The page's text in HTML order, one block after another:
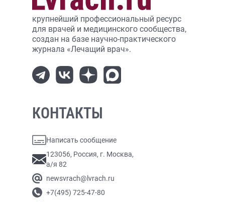
крупнейший профессиональный ресурс
для врачей и медицинского сообщества,
создан на базе научно-практического
журнала «Лечащий врач».
КОНТАКТЫ
Написать сообщение
123056, Россия, г. Москва,
а/я 82
newsvrach@lvrach.ru
+7(495) 725-47-80